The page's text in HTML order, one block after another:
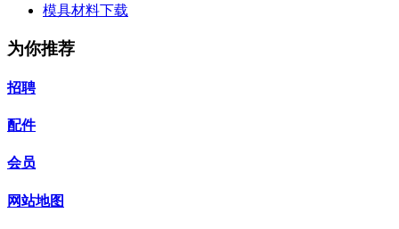
模具材料下载
为你推荐
招聘
配件
会员
网站地图